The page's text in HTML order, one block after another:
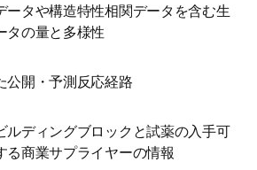
ータや構造特性相関データを含む生
タの量と多様性
公開・予測反応経路
ルディングブロックと試薬の入手可
る商業サプライヤーの情報